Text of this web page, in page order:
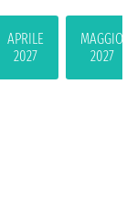
APRILE
2027
MAGGIO
2027